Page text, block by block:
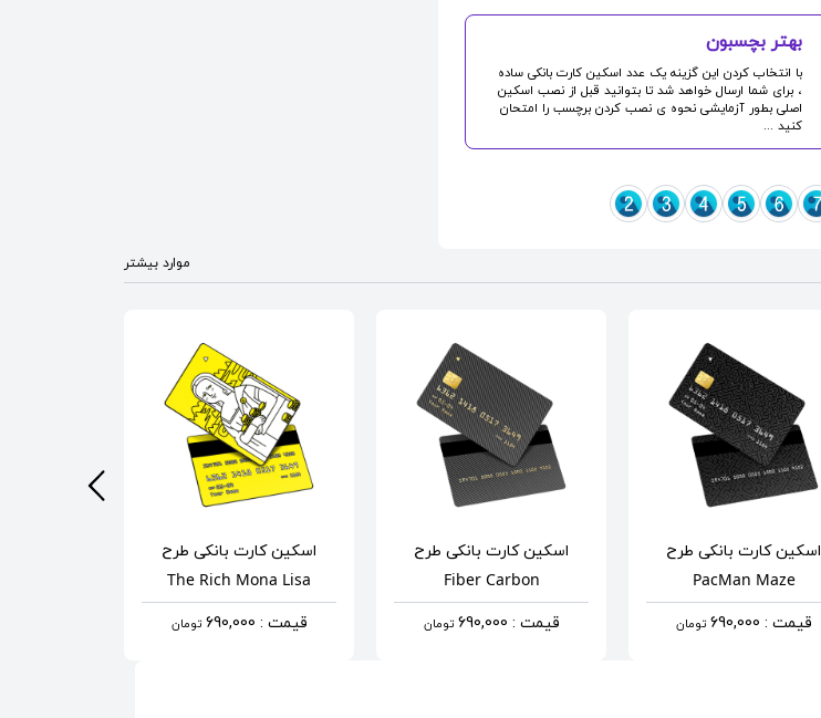
بهتر بچسبون
با انتخاب کردن این گزینه یک عدد اسکین کارت بانکی ساده
، برای شما ارسال خواهد شد تا بتوانید قبل از نصب اسکین
اصلی بطور آزمایشی نحوه ی نصب کردن برچسب را امتحان
کنید ...
موارد بیشتر
اسکین کارت بانکی طرح
PacMan Maze
قیمت : 690,000 تومان
اسکین کارت بانکی طرح
Fiber Carbon
قیمت : 690,000 تومان
اسکین کارت بانکی طرح
The Rich Mona Lisa
قیمت : 690,000 تومان